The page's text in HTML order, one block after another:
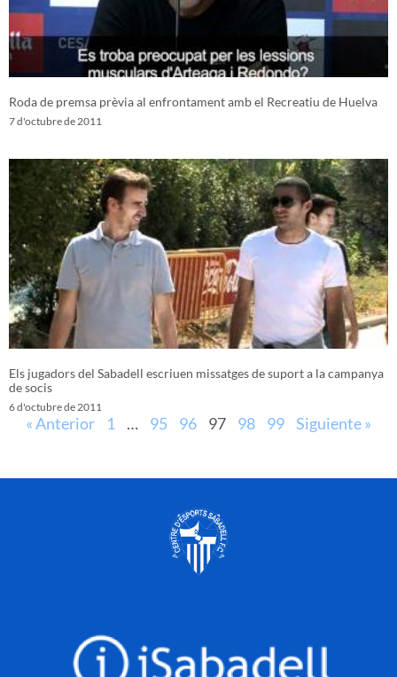
Roda de premsa prèvia al enfrontament amb el Recreatiu de Huelva
7 d'octubre de 2011
Els jugadors del Sabadell escriuen missatges de suport a la campanya
de socis
6 d'octubre de 2011
« Anterior 1 … 95 96 97 98 99 Siguiente »